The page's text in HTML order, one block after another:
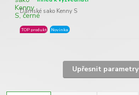
Dámské sako Kenny S
TOP produkt Novinka
Upřesnit parametry